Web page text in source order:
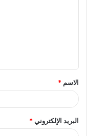
ق
*
الاسم *
البريد الإلكتروني*